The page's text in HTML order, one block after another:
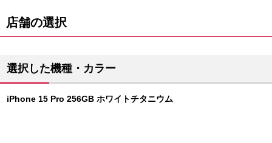
店舗の選択
選択した機種・カラー
iPhone 15 Pro 256GB ホワイトチタニウム